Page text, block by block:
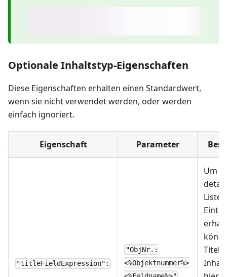
Optionale Inhaltstyp-Eigenschaften
Diese Eigenschaften erhalten einen Standardwert,
wenn sie nicht verwendet werden, oder werden
einfach ignoriert.
Eigenschaft Parameter
"titleFieldExpression":
"ObjNr.:
<%Objektnummer%>
Um
Liste
Titel